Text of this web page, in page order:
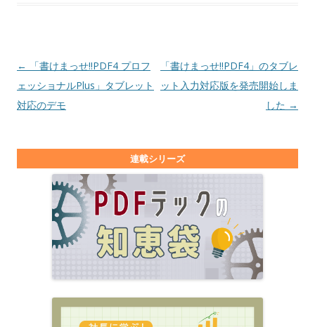
投稿ナビゲーション
←
「書けまっせ!!PDF4 プロフ
ェッショナルPlus」タブレット
対応のデモ
「書けまっせ!!PDF4」のタブレ
ット入力対応版を発売開始しま
した →
連載シリーズ